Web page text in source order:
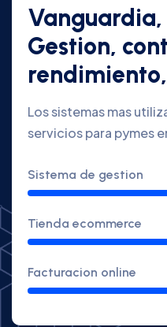
Gestion,
Los sistemas mas
servicios para pymes
Sistema de gestion
Tienda ecommerce
Facturacion online